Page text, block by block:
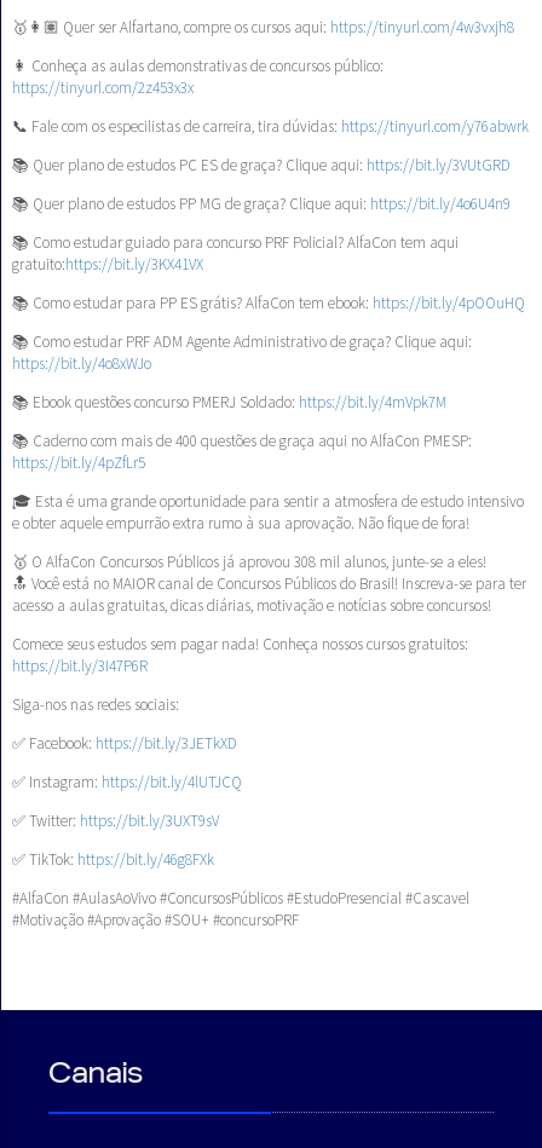
🥇👩🏽‍ Quer ser Alfartano, compre os cursos aqui: https://tinyurl.com/4w3vxjh8
👩 Conheça as aulas demonstrativas de concursos público:
https://tinyurl.com/2z453x3x
📞 Fale com os especilistas de carreira, tira dúvidas: https://tinyurl.com/y76abwrk
📚 Quer plano de estudos PC ES de graça? Clique aqui: https://bit.ly/3VUtGRD
📚 Quer plano de estudos PP MG de graça? Clique aqui: https://bit.ly/4o6U4n9
📚 Como estudar guiado para concurso PRF Policial? AlfaCon tem aqui
gratuito:https://bit.ly/3KX41VX
📚 Como estudar para PP ES grátis? AlfaCon tem ebook: https://bit.ly/4pOOuHQ
📚 Como estudar PRF ADM Agente Administrativo de graça? Clique aqui:
https://bit.ly/4o8xWJo
📚 Ebook questões concurso PMERJ Soldado: https://bit.ly/4mVpk7M
📚 Caderno com mais de 400 questões de graça aqui no AlfaCon PMESP:
https://bit.ly/4pZfLr5
🎓 Esta é uma grande oportunidade para sentir a atmosfera de estudo intensivo
e obter aquele empurrão extra rumo à sua aprovação. Não fique de fora!
🥇 O AlfaCon Concursos Públicos já aprovou 308 mil alunos, junte-se a eles!
🔝 Você está no MAIOR canal de Concursos Públicos do Brasil! Inscreva-se para ter
acesso a aulas gratuitas, dicas diárias, motivação e notícias sobre concursos!
Comece seus estudos sem pagar nada! Conheça nossos cursos gratuitos:
https://bit.ly/3I47P6R
Siga-nos nas redes sociais:
✅ Facebook: https://bit.ly/3JETkXD
✅ Instagram: https://bit.ly/4lUTJCQ
✅ Twitter: https://bit.ly/3UXT9sV
✅ TikTok: https://bit.ly/46g8FXk
#AlfaCon #AulasAoVivo #ConcursosPúblicos #EstudoPresencial #Cascavel
#Motivação #Aprovação #SOU+ #concursoPRF
Canais